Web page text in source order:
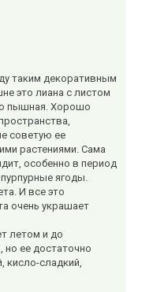
таким декоративным
это лиана с листом
пышная. Хорошо
советую ее
растениями. Сама
особенно в период
ягоды.
И все это
очень украшает
летом и до
но ее достаточно
кисло-сладкий,